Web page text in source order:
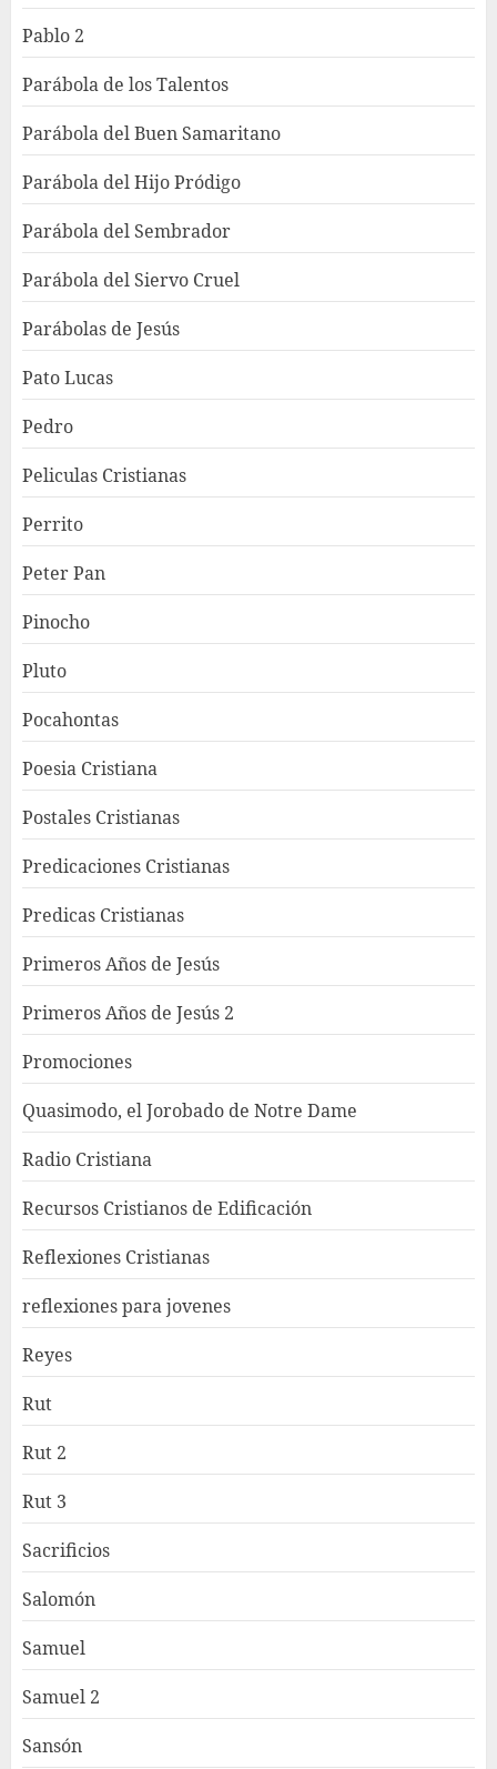
Pablo 2
Parábola de los Talentos
Parábola del Buen Samaritano
Parábola del Hijo Pródigo
Parábola del Sembrador
Parábola del Siervo Cruel
Parábolas de Jesús
Pato Lucas
Pedro
Peliculas Cristianas
Perrito
Peter Pan
Pinocho
Pluto
Pocahontas
Poesia Cristiana
Postales Cristianas
Predicaciones Cristianas
Predicas Cristianas
Primeros Años de Jesús
Primeros Años de Jesús 2
Promociones
Quasimodo, el Jorobado de Notre Dame
Radio Cristiana
Recursos Cristianos de Edificación
Reflexiones Cristianas
reflexiones para jovenes
Reyes
Rut
Rut 2
Rut 3
Sacrificios
Salomón
Samuel
Samuel 2
Sansón